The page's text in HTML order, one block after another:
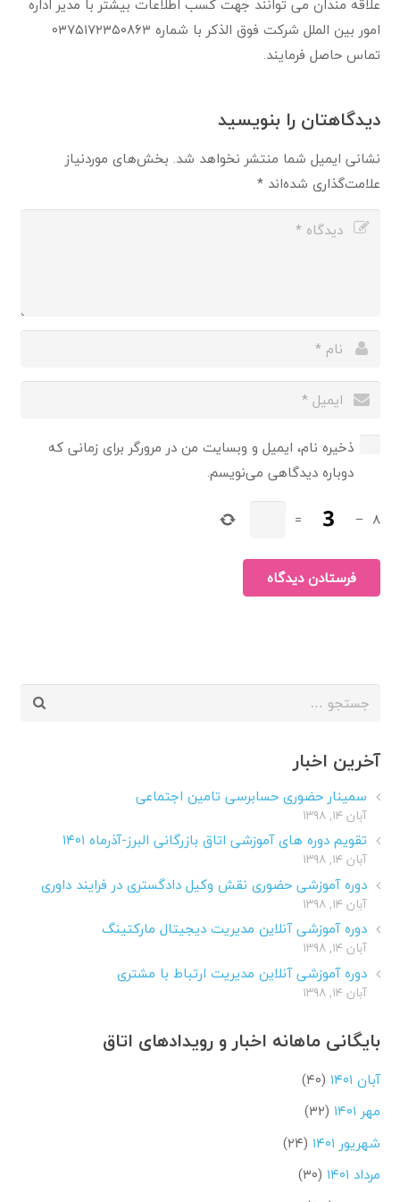
امور بین الملل شرکت فوق الذکر با شماره ۰۳۷۵۱۷۲۳۵۰۸۶۳
تماس حاصل فرمایند.
دیدگاهتان را بنویسید
نشانی ایمیل شما منتشر نخواهد شد. بخش‌های موردنیاز
علامت‌گذاری شده‌اند*
ذخیره نام، ایمیل و وبسایت من در مرورگر برای زمانی که
دوباره دیدگاهی می‌نویسم.
8
−
=
فرستادن دیدگاه
جستجو
آخرین اخبار
سمینار حضوری حسابرسی تامین اجتماعی
آبان ۱۴, ۱۳۹۸
تقویم دوره های آموزشی اتاق بازرگانی البرز-آذرماه ۱۴۰۱
آبان ۱۴, ۱۳۹۸
دوره آموزشی حضوری نقش وکیل دادگستری در فرایند داوری
آبان ۱۴, ۱۳۹۸
دوره آموزشی آنلاین مدیریت دیجیتال مارکتینگ
آبان ۱۴, ۱۳۹۸
دوره آموزشی آنلاین مدیریت ارتباط با مشتری
آبان ۱۴, ۱۳۹۸
بایگانی ماهانه اخبار و رویدادهای اتاق
آبان ۱۴۰۱
(۴۰)
مهر ۱۴۰۱
(۳۲)
شهریور ۱۴۰۱
(۲۴)
مرداد ۱۴۰۱
(۳۰)